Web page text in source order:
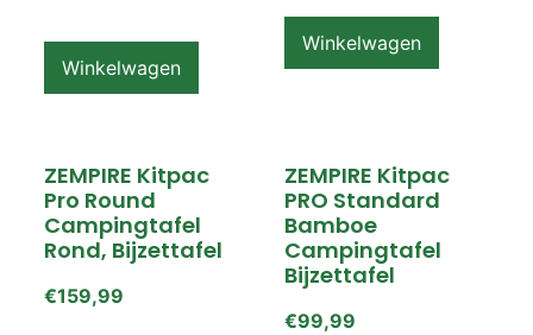
Winkelwagen
Winkelwagen
ZEMPIRE Kitpac
Pro Round
Campingtafel
Rond, Bijzettafel
€159,99
ZEMPIRE Kitpac
PRO Standard
Bamboe
Campingtafel
Bijzettafel
€99,99